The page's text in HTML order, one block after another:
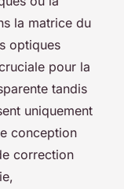
la matrice du
optiques
pour la
tandis
uniquement
conception
correction